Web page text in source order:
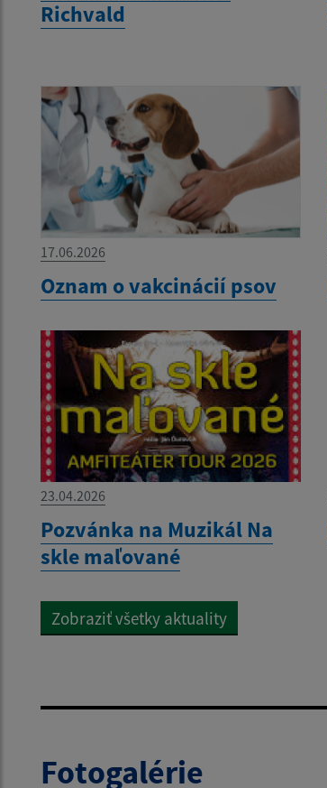
Richvald
17.06.2026
Oznam o vakcinácií psov
23.04.2026
Pozvánka na Muzikál Na
skle maľované
Zobraziť všetky aktuality
Fotogalérie